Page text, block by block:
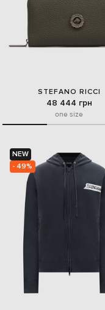
STEFANO RICCI
48 444 грн
one size
NEW
- 49%